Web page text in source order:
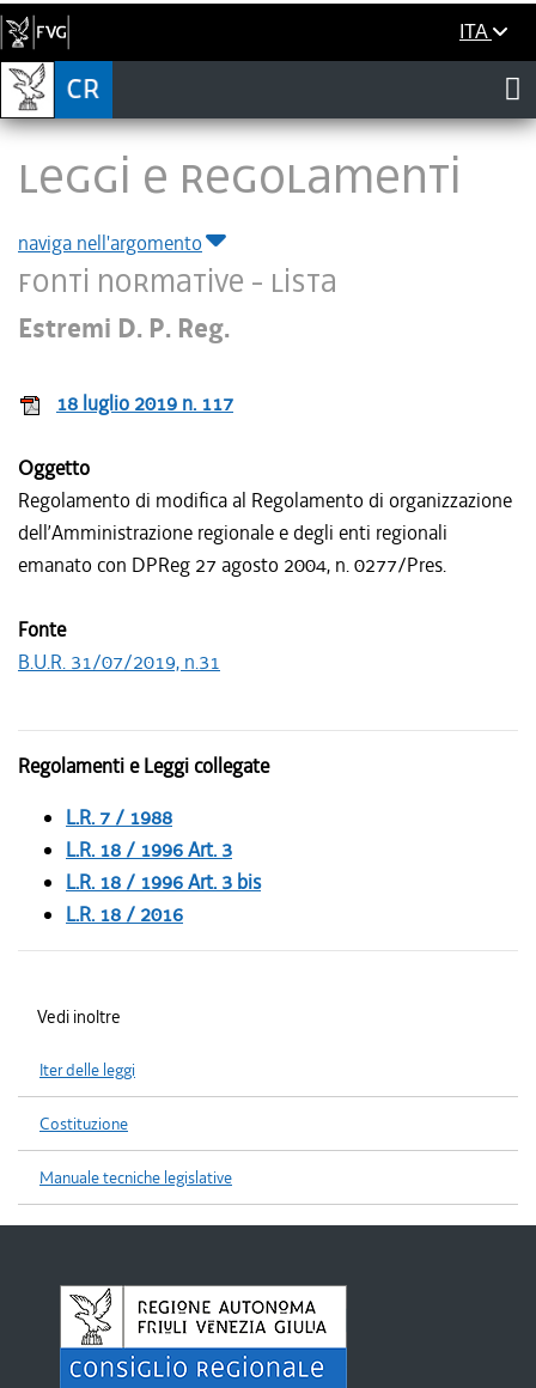
ITA
LEGGI E REGOLAMENTI
naviga nell'argomento
Fonti normative - Lista
Estremi D. P. Reg.
18 luglio 2019 n. 117
Oggetto
Regolamento di modifica al Regolamento di organizzazione
dell’Amministrazione regionale e degli enti regionali
emanato con DPReg 27 agosto 2004, n. 0277/Pres.
Fonte
B.U.R. 31/07/2019, n.31
Regolamenti e Leggi collegate
L.R. 7 / 1988
L.R. 18 / 1996 Art. 3
L.R. 18 / 1996 Art. 3 bis
L.R. 18 / 2016
Vedi inoltre
Iter delle leggi
Costituzione
Manuale tecniche legislative